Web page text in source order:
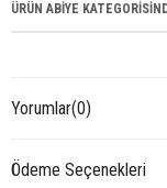
ÜRÜN ABİYE
Yorumlar(0)
Ödeme Seçenekleri